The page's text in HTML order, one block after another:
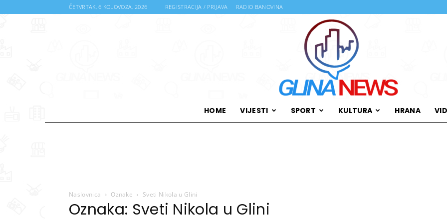
ČETVRTAK, 6 KOLOVOZA, 2026 REGISTRACIJA / PRIJAVA RADIO BANOVINA
HOME VIJESTI SPORT KULTURA HRANA
Naslovnica Oznake Sveti Nikola u Glini
Oznaka: Sveti Nikola u Glini